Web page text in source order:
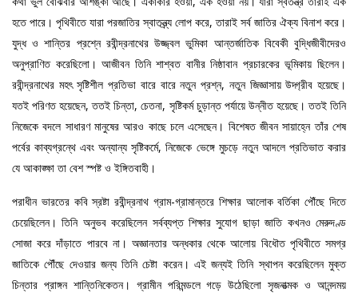
হতে পারে। পৃথিবীতে যারা পরজাতির স্বাতন্ত্র্য লোপ করে, তারাই সর্ব জাতির ঐক্য বিনাশ করে।
যুদ্ধ ও শান্তির প্রশ্নে রবীন্দ্রনাথের উজ্জ্বল ভুমিকা আন্তর্জাতিক বিবেকী বুদ্ধিজীবীদেরও
অনুপ্রাণিত করেছিলো। আজীবন তিনি শাশ্বত বানীর নিষ্ঠাবান প্রচারকের ভূমিকায় ছিলেন।
রবীন্দ্রনাথের মহৎ সৃষ্টিশীল প্রতিভা বারে বারে নতুন প্রশ্ন, নতুন জিজ্ঞাসায় উদ্গ্রীব হয়েছে।
যতই পরিণত হয়েছেন, ততই চিন্তা, চেতনা, সৃষ্টিকর্ম চুড়ান্ত পর্যায়ে উন্নীত হয়েছে। ততই তিনি
নিজেকে বদলে সাধারণ মানুষের আরও কাছে চলে এসেছেন। বিশেষত জীবন সায়াহ্নে তাঁর শেষ
পর্বের কাব্যগ্রন্থে এবং অন্যান্য সৃষ্টিকর্মে, নিজেকে ভেঙ্গে মুচড়ে নতুন আদলে প্রতিভাত করার
যে আকাঙ্ক্ষা তা বেশ স্পষ্ট ও ইঙ্গিতবাহী।
পরাধীন ভারতের কবি স্রষ্টা রবীন্দ্রনাথ গ্রাম-গ্রামান্তরে শিক্ষার আলোক বর্তিকা পৌঁছে দিতে
চেয়েছিলেন। তিনি অনুভব করেছিলেন সর্বব্যপ্ত শিক্ষার সুযোগ ছাড়া জাতি কখনও মেরুদণ্ড
সোজা করে দাঁড়াতে পারবে না। অজ্ঞানতার অন্ধকার থেকে আলোয় বিধৌত পৃথিবীতে সমগ্র
জাতিকে পৌঁছে দেওয়ার জন্য তিনি চেষ্টা করেন। এই জন্যই তিনি স্থাপন করেছিলেন মুক্ত
চিন্তার প্রাঙ্গন শান্তিনিকেতন। গ্রামীন পরিমন্ডলে গড়ে উঠেছিলো সৃজনাত্মক ও আনন্দময়